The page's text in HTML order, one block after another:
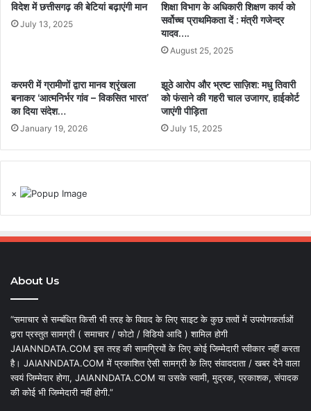
विदेश में छत्तीसगढ़ की बेटियां बढ़ाएंगी मान
July 13, 2025
शिक्षा विभाग के अधिकारी शिक्षण कार्य को
सर्वोच्च प्राथमिकता दें : मंत्री गजेन्द्र
यादव….
August 25, 2025
करमरी में ग्रामीणों द्वारा मानव श्रृंखला
बनाकर ‘आत्मनिर्भर गांव – विकसित भारत’
का दिया संदेश…
January 19, 2026
झूठे आरोप और भ्रष्ट साज़िश: मधु तिवारी
को फंसाने की गहरी चाल उजागर, हाईकोर्ट
जाएंगी पीड़िता
July 15, 2025
×
About Us
“समाचार से सम्बंधित किसी भी तरह के विवाद के लिए साइट के कुछ तत्वों में उपयोगकर्ताओं
द्वारा प्रस्तुत सामग्री ( समाचार / फोटो / विडियो आदि ) शामिल होगी
JAIANNDATA.COM इस तरह की सामग्रियों के लिए कोई जिम्मेदारी स्वीकार नहीं करता
है। JAIANNDATA.COM में प्रकाशित ऐसी सामग्री के लिए संवाददाता / खबर देने वाला
स्वयं जिम्मेदार होगा, JAIANNDATA.COM या उसके स्वामी, मुद्रक, प्रकाशक, संपादक
की कोई भी जिम्मेदारी नहीं होगी.”